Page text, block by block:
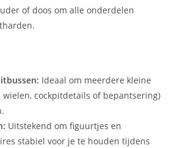
of doos om alle onderdelen
Ideaal om meerdere kleine
wielen, cockpitdetails of bepantsering)
Uitstekend om figuurtjes en
stabiel voor je te houden tijdens